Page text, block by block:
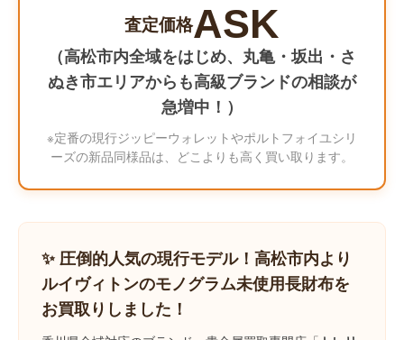
査定価格ASK
（高松市内全域をはじめ、丸亀・坂出・さ
ぬき市エリアからも高級ブランドの相談が
急増中！）
※定番の現行ジッピーウォレットやポルトフォイユシリ
ーズの新品同様品は、どこよりも高く買い取ります。
✨ 圧倒的人気の現行モデル！高松市内より
ルイヴィトンのモノグラム未使用長財布を
お買取りしました！